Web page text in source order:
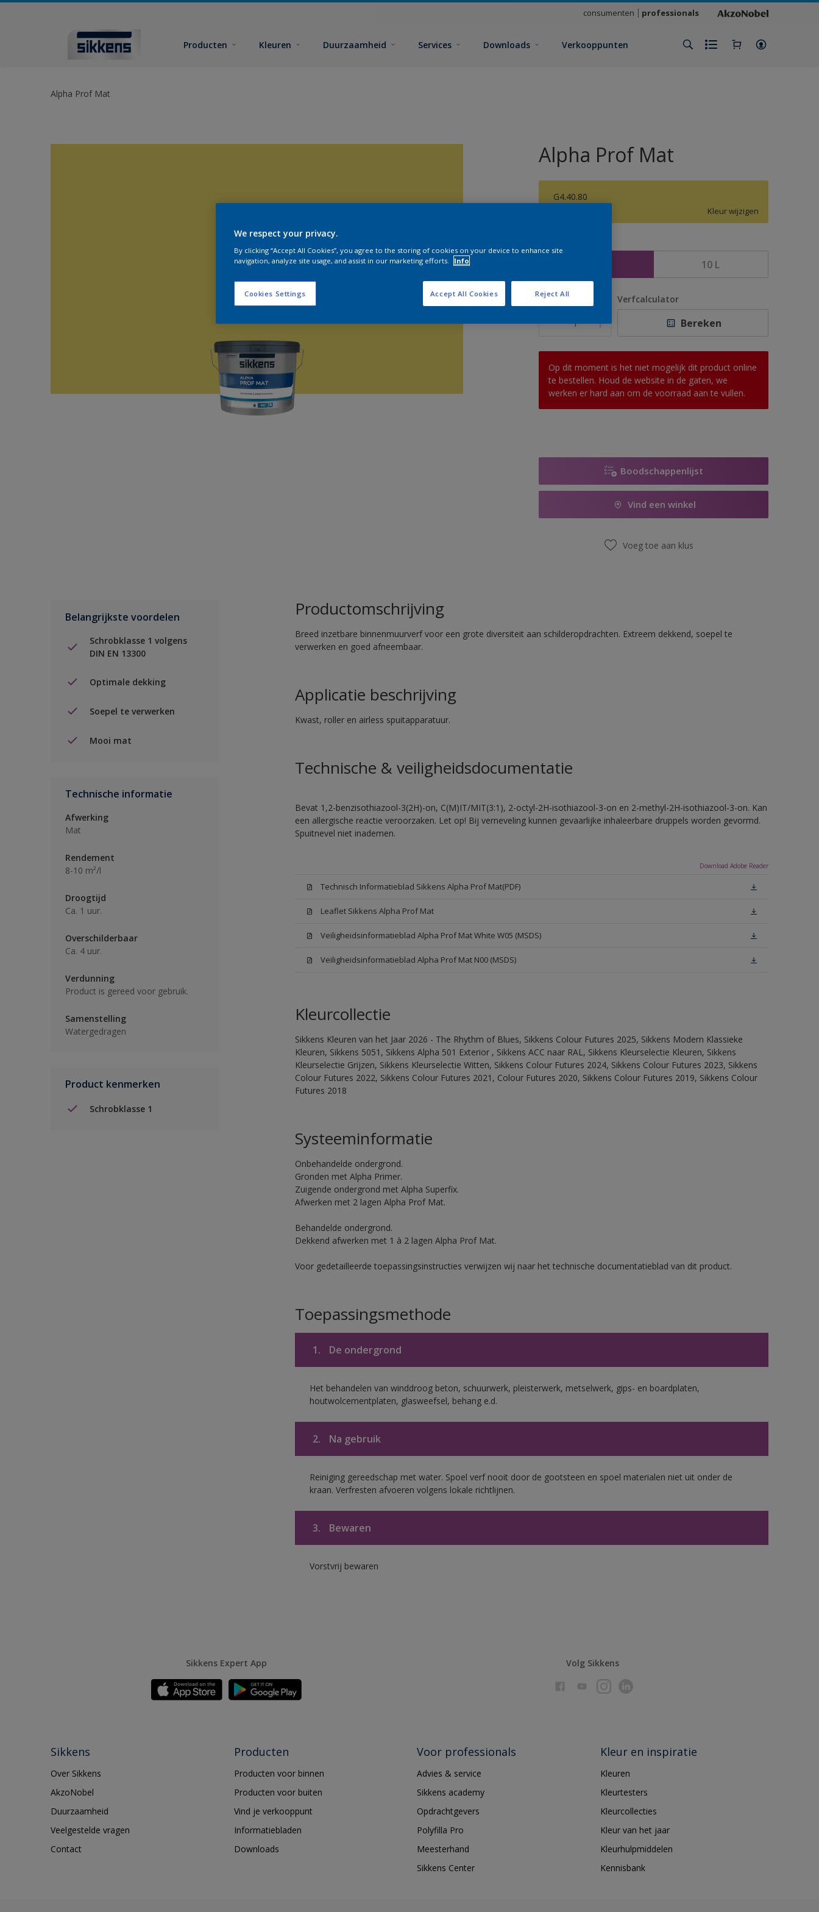
consumenten professionals
Producten Kleuren Duurzaamheid Services Downloads Verkooppunten
Alpha Prof Mat
Alpha Prof Mat
G4.40.80
Kleur wijzigen
10 L
Aantal Verfcalculator
Bereken
Op dit moment is het niet mogelijk dit product online
te bestellen. Houd de website in de gaten, we
werken er hard aan om de voorraad aan te vullen.
Boodschappenlijst
Vind een winkel
Voeg toe aan klus
Belangrijkste voordelen
Schrobklasse 1 volgens
DIN EN 13300
Optimale dekking
Soepel te verwerken
Mooi mat
Technische informatie
Afwerking
Mat
Rendement
8-10 m²/l
Droogtijd
Ca. 1 uur.
Overschilderbaar
Ca. 4 uur.
Verdunning
Product is gereed voor gebruik.
Samenstelling
Watergedragen
Product kenmerken
Schrobklasse 1
Productomschrijving
Breed inzetbare binnenmuurverf voor een grote diversiteit aan schilderopdrachten. Extreem dekkend, soepel te
verwerken en goed afneembaar.
Applicatie beschrijving
Kwast, roller en airless spuitapparatuur.
Technische & veiligheidsdocumentatie
Bevat 1,2-benzisothiazool-3(2H)-on, C(M)IT/MIT(3:1), 2-octyl-2H-isothiazool-3-on en 2-methyl-2H-isothiazool-3-on. Kan
een allergische reactie veroorzaken. Let op! Bij verneveling kunnen gevaarlijke inhaleerbare druppels worden gevormd.
Spuitnevel niet inademen.
Download Adobe Reader
Technisch Informatieblad Sikkens Alpha Prof Mat(PDF)
Leaflet Sikkens Alpha Prof Mat
Veiligheidsinformatieblad Alpha Prof Mat White W05 (MSDS)
Veiligheidsinformatieblad Alpha Prof Mat N00 (MSDS)
Kleurcollectie
Sikkens Kleuren van het Jaar 2026 - The Rhythm of Blues, Sikkens Colour Futures 2025, Sikkens Modern Klassieke
Kleuren, Sikkens 5051, Sikkens Alpha 501 Exterior , Sikkens ACC naar RAL, Sikkens Kleurselectie Kleuren, Sikkens
Kleurselectie Grijzen, Sikkens Kleurselectie Witten, Sikkens Colour Futures 2024, Sikkens Colour Futures 2023, Sikkens
Colour Futures 2022, Sikkens Colour Futures 2021, Colour Futures 2020, Sikkens Colour Futures 2019, Sikkens Colour
Futures 2018
Systeeminformatie
Onbehandelde ondergrond.
Gronden met Alpha Primer.
Zuigende ondergrond met Alpha Superfix.
Afwerken met 2 lagen Alpha Prof Mat.
Behandelde ondergrond.
Dekkend afwerken met 1 à 2 lagen Alpha Prof Mat.
Voor gedetailleerde toepassingsinstructies verwijzen wij naar het technische documentatieblad van dit product.
Toepassingsmethode
1. De ondergrond
Het behandelen van winddroog beton, schuurwerk, pleisterwerk, metselwerk, gips- en boardplaten,
houtwolcementplaten, glasweefsel, behang e.d.
2. Na gebruik
Reiniging gereedschap met water. Spoel verf nooit door de gootsteen en spoel materialen niet uit onder de
kraan. Verfresten afvoeren volgens lokale richtlijnen.
3. Bewaren
Vorstvrij bewaren
Sikkens Expert App Volg Sikkens
Sikkens
Over Sikkens
AkzoNobel
Duurzaamheid
Veelgestelde vragen
Contact
Producten
Producten voor binnen
Producten voor buiten
Vind je verkooppunt
Informatiebladen
Downloads
Voor professionals
Advies & service
Sikkens academy
Opdrachtgevers
Polyfilla Pro
Meesterhand
Sikkens Center
Kleur en inspiratie
Kleuren
Kleurtesters
Kleurcollecties
Kleur van het jaar
Kleurhulpmiddelen
Kennisbank
We respect your privacy.
By clicking “Accept All Cookies”, you agree to the storing of cookies on your device to enhance site
navigation, analyze site usage, and assist in our marketing efforts.
Info
Cookies Settings Reject All
Accept All Cookies